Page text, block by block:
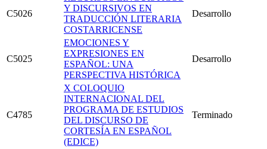
C5026
Y DISCURSIVOS EN
TRADUCCIÓN LITERARIA
COSTARRICENSE
Desarrollo
C5025
EMOCIONES Y
EXPRESIONES EN
ESPAÑOL: UNA
PERSPECTIVA HISTÓRICA
Desarrollo
C4785
X COLOQUIO
INTERNACIONAL DEL
PROGRAMA DE ESTUDIOS
DEL DISCURSO DE
CORTESÍA EN ESPAÑOL
(EDICE)
Terminado